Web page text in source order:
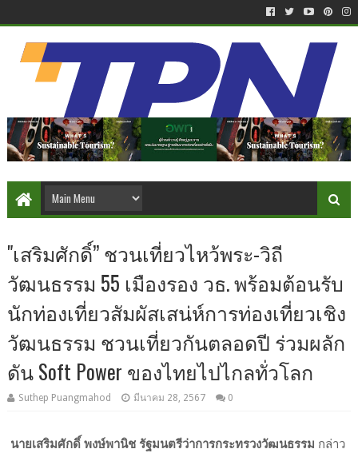
"เสริมศักดิ์” ชวนเที่ยวไหว้พระ-วิถี
วัฒนธรรม 55 เมืองรอง วธ. พร้อมต้อนรับ
นักท่องเที่ยวสัมผัสเสน่ห์การท่องเที่ยวเชิง
วัฒนธรรม ชวนเที่ยวกันตลอดปี ร่วมผลัก
ดัน Soft Power ของไทยไปไกลทั่วโลก
Suthep Puangmahod มีนาคม 28, 2567 0
นายเสริมศักดิ์ พงษ์พานิช รัฐมนตรีว่าการกระทรวงวัฒนธรรม กล่าว